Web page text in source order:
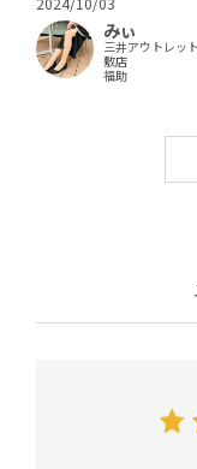
みぃ
三井アウトレッ
敷店
福助